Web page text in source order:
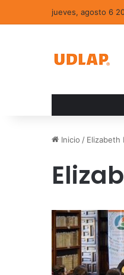
jueves, agosto 6
Inicio / Elizabeth I